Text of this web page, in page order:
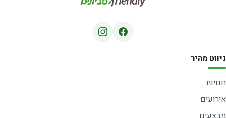
ניווט מהיר
חנויות
אירועים